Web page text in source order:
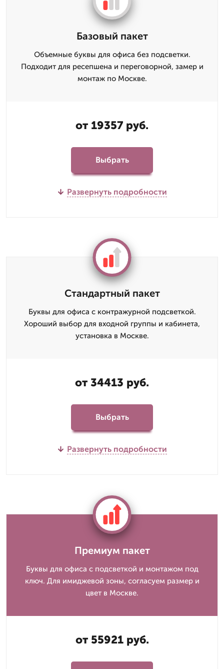
Базовый пакет
Объемные буквы для офиса без подсветки.
Подходит для ресепшена и переговорной, замер и
монтаж по Москве.
от 19357 руб.
Выбрать
Развернуть подробности
Стандартный пакет
Буквы для офиса с контражурной подсветкой.
Хороший выбор для входной группы и кабинета,
установка в Москве.
от 34413 руб.
Выбрать
Развернуть подробности
Премиум пакет
Буквы для офиса с подсветкой и монтажом под
ключ. Для имиджевой зоны, согласуем размер и
цвет в Москве.
от 55921 руб.